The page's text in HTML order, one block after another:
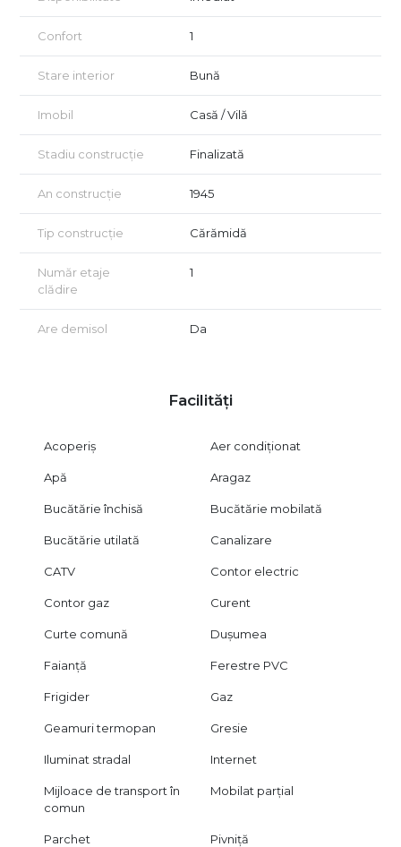
Acordam asistenta GRATUITA persoanelor care doresc
achizionarea prin credit!
de vizionare conform art 2.096-2.102 din Codului Civil.
Confort 1
Stare interior Bună
Imobil Casă / Vilă
Stadiu construcție Finalizată
An construcție 1945
Tip construcție Cărămidă
Număr etaje
clădire
1
Are demisol Da
Facilități
Acoperiș Aer condiționat
Apă Aragaz
Bucătărie închisă Bucătărie mobilată
Bucătărie utilată Canalizare
CATV Contor electric
Contor gaz Curent
Curte comună Dușumea
Faianță Ferestre PVC
Frigider Gaz
Geamuri termopan Gresie
Iluminat stradal Internet
Mijloace de transport în
comun
Mobilat parțial
Parchet Pivniță